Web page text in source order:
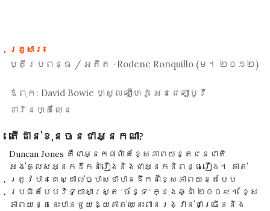
គ្រួសារ៖
ប្តីប្រពន្ធ / អតីត -Rodene Ronquillo (ម។ ២០១២)
ឪពុក: David Bowie ហ្សូលឡាហៃវូ អេនជេឡាបូវី
ខារិនហ្គីលែន
តើដាន់ខុនចនជាអ្នកណា?
Duncan Jones គឺជាអ្នកផលិតខ្សែភាពយន្តជនជាតិ
អង់គ្លេសអ្នកដឹកនាំរឿងនិងជាអ្នកនិពន្ធរឿង។ គាត់
ត្រូវបានគេស្គាល់ច្បាស់ថាបានដឹកនាំខ្សែភាពយន្តបែប
ប្រឌិតបែបវិទ្យាសាស្ត្រ ‘ច័ន្ទ’ ក្នុងឆ្នាំ ២០០៩។ ខ្សែ
ភាពយន្តនេះបានជួយឱ្យគាត់ឈ្នះពានរង្វាន់ជាច្រើននិង